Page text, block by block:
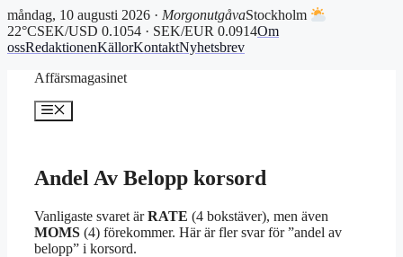
måndag, 10 augusti 2026 · MorgonutgåvaStockholm
22°CSEK/USD 0.1054 · SEK/EUR 0.0914Om
ossRedaktionenKällorKontaktNyhetsbrev
Affärsmagasinet
Meny
Andel Av Belopp korsord
Vanligaste svaret ärRATE (4 bokstäver), men även
MOMS (4) förekommer. Här är fler svar för ”andel av
belopp” i korsord.